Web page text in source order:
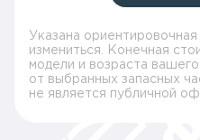
Указана
измениться. Конечная
модели и возраста
от выбранных запасных
не является публичной